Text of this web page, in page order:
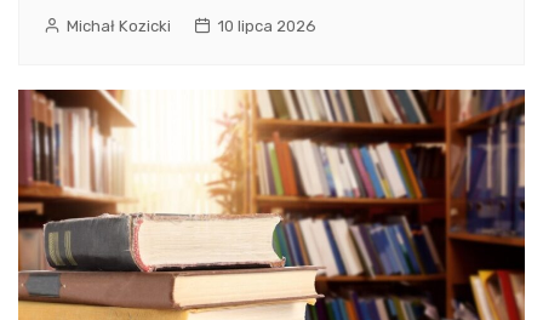
Michał Kozicki 10 lipca 2026